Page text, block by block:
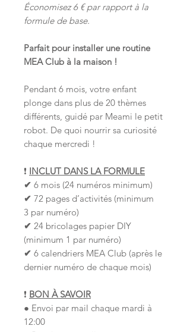
Économisez 6 € par rapport à la
formule de base.
Parfait pour installer une routine
MEA Club à la maison !
Pendant 6 mois, votre enfant
plonge dans plus de 20 thèmes
différents, guidé par Meami le petit
robot. De quoi nourrir sa curiosité
chaque mercredi !
❗ INCLUT DANS LA FORMULE
✔ 6 mois (24 numéros minimum)
✔ 72 pages d’activités (minimum
3 par numéro)
✔ 24 bricolages papier DIY
(minimum 1 par numéro)
✔ 6 calendriers MEA Club (après le
dernier numéro de chaque mois)
❗ BON À SAVOIR
● Envoi par mail chaque mardi à
12:00